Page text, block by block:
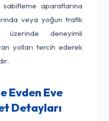
aparatlarına
veya yoğun trafik
deneyimli
yolları tercih ederek
Evden Eve
Detayları